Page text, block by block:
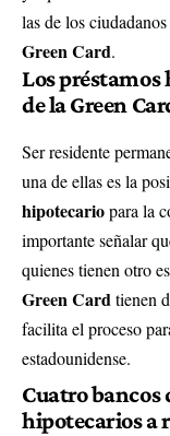
las de los
Green Card.
Los
de la Green
Ser residente
una de ellas es la
hipotecariopara la
importante señalar
quienes tienen otro
Green Cardtienen
facilita el proceso
estadounidense.
Cuatro bancos
hipotecarios a